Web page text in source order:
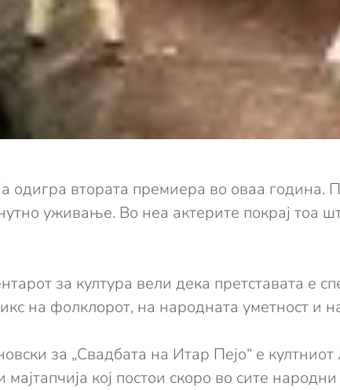
одигра втората премиера во оваа година.
уживање. Во неа актерите покрај тоа
за култура вели дека претставата е
на фолклорот, на народната уметност и
за „Свадбата на Итар Пејо“ е култниот
кој постои скоро во сите